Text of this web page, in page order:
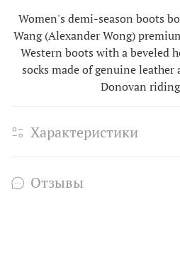
Women's demi-season boots
Wang (Alexander Wong)
Western boots with a beveled
socks made of genuine
Donovan
Характеристики
Отзывы